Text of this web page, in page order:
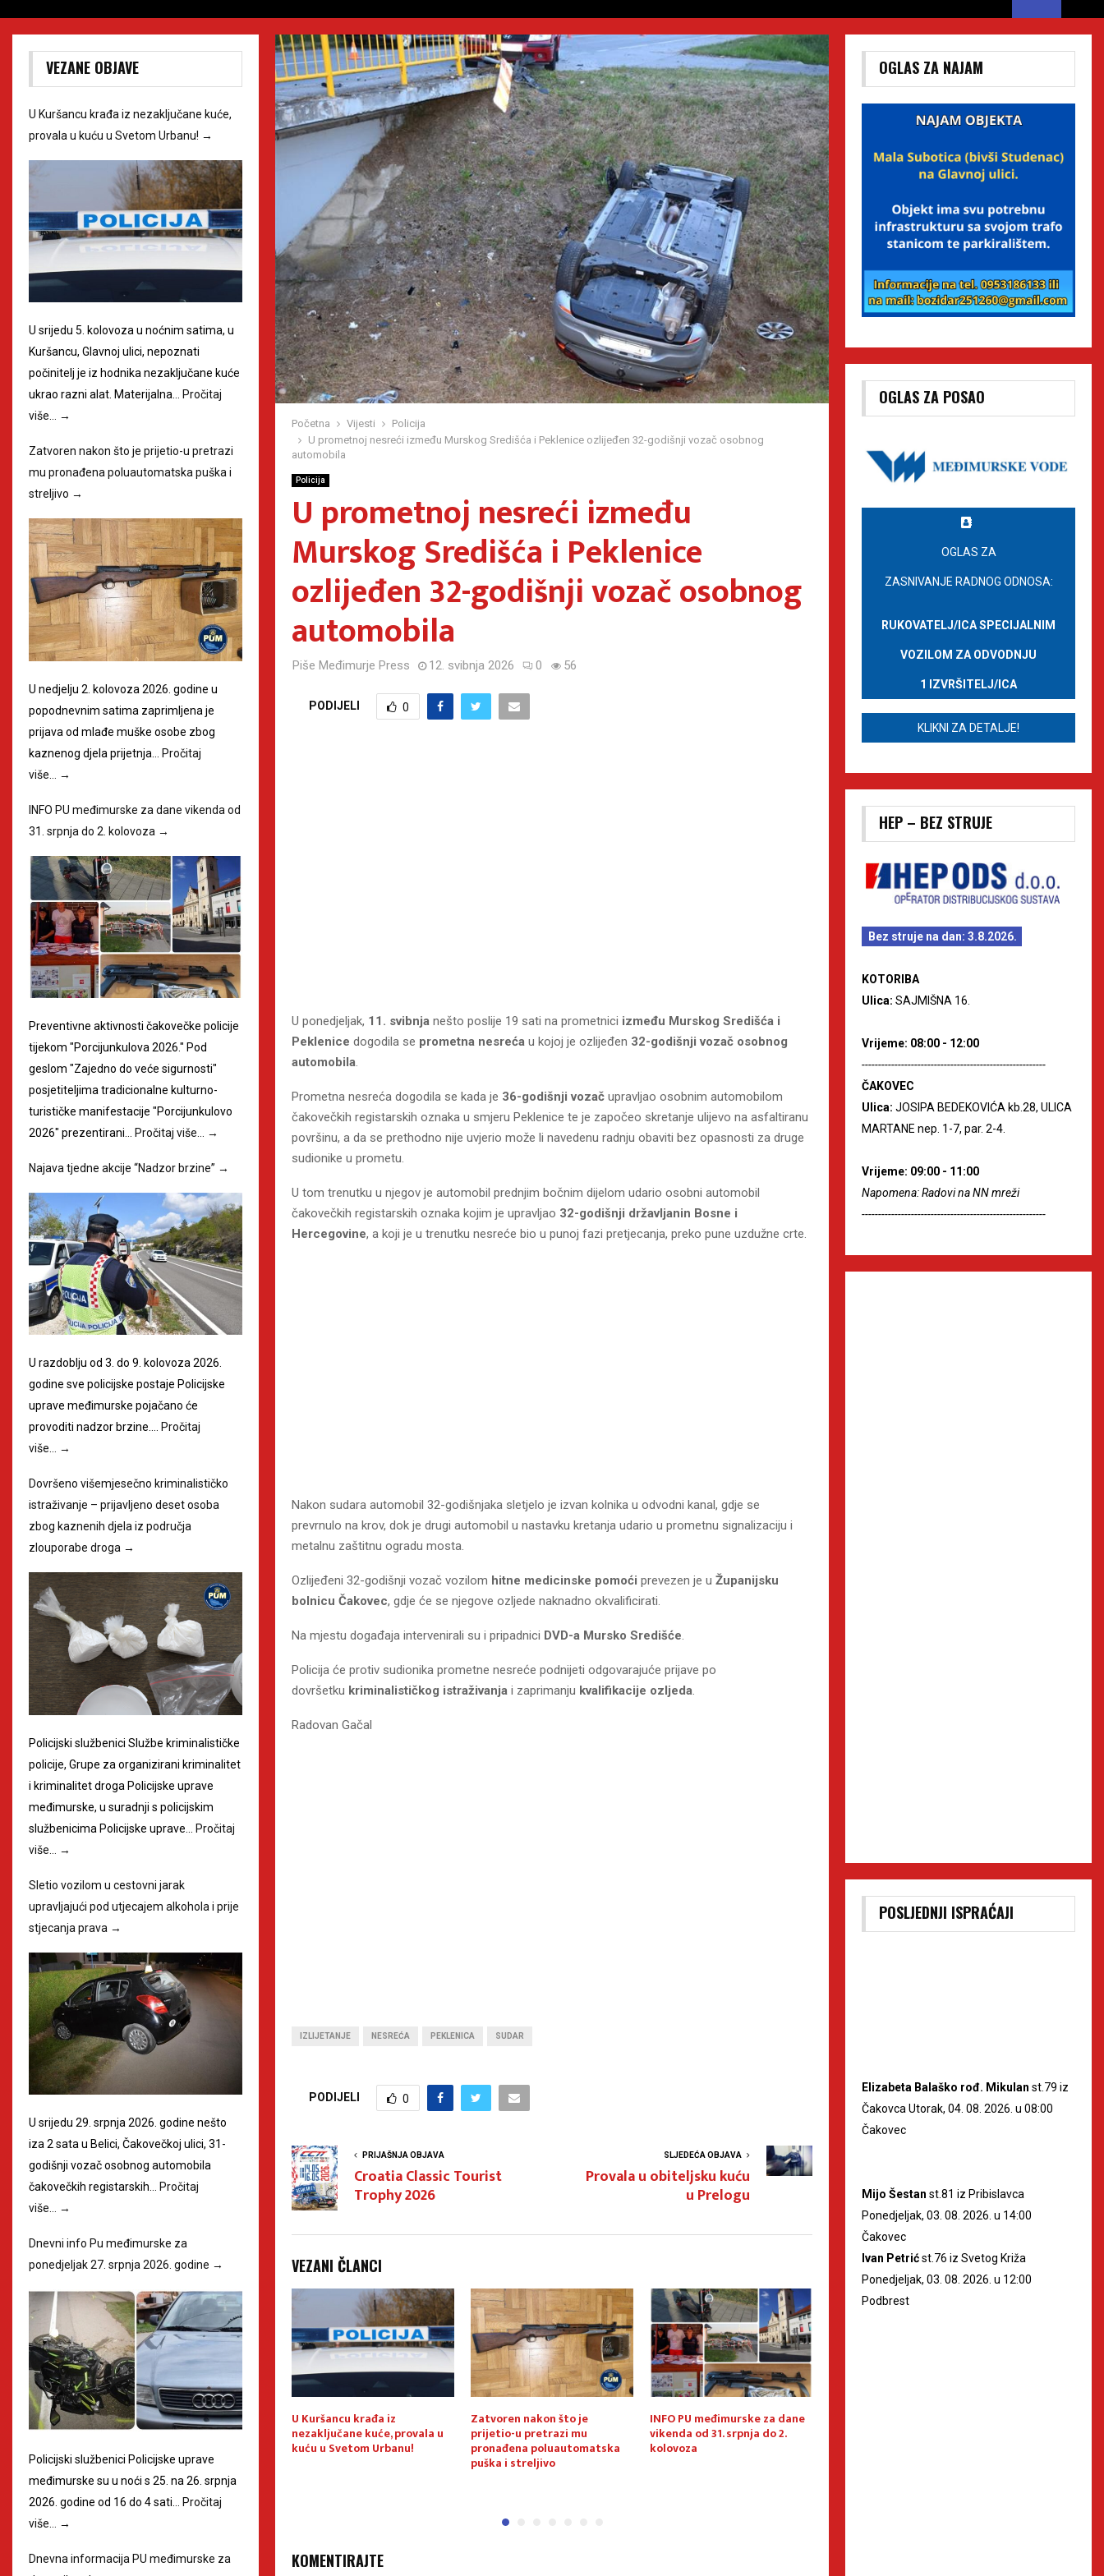
Početna Vijesti
Policija
U prometnoj nesreći između Murskog Središća i Peklenice ozlijeđen 32-godišnji vozač osobnog
automobila
Policija
U prometnoj nesreći između
Murskog Središća i Peklenice
ozlijeđen 32-godišnji vozač osobnog
automobila
Piše Međimurje Press 12. svibnja 2026 0 56
PODIJELI 0
U ponedjeljak, 11. svibnja nešto poslije 19 sati na prometnici između Murskog Središća i
Peklenice dogodila se prometna nesreća u kojoj je ozlijeđen 32-godišnji vozač osobnog
automobila.
Prometna nesreća dogodila se kada je 36-godišnji vozač upravljao osobnim automobilom
čakovečkih registarskih oznaka u smjeru Peklenice te je započeo skretanje ulijevo na asfaltiranu
površinu, a da se prethodno nije uvjerio može li navedenu radnju obaviti bez opasnosti za druge
sudionike u prometu.
U tom trenutku u njegov je automobil prednjim bočnim dijelom udario osobni automobil
čakovečkih registarskih oznaka kojim je upravljao 32-godišnji državljanin Bosne i
Hercegovine, a koji je u trenutku nesreće bio u punoj fazi pretjecanja, preko pune uzdužne crte.
Nakon sudara automobil 32-godišnjaka sletjelo je izvan kolnika u odvodni kanal, gdje se
prevrnulo na krov, dok je drugi automobil u nastavku kretanja udario u prometnu signalizaciju i
metalnu zaštitnu ogradu mosta.
Ozlijeđeni 32-godišnji vozač vozilom hitne medicinske pomoći prevezen je u Županijsku
bolnicu Čakovec, gdje će se njegove ozljede naknadno okvalificirati.
Na mjestu događaja intervenirali su i pripadnici DVD-a Mursko Središće.
Policija će protiv sudionika prometne nesreće podnijeti odgovarajuće prijave po
dovršetku kriminalističkog istraživanja i zaprimanju kvalifikacije ozljeda.
Radovan Gačal
IZLIJETANJE NESREĆA PEKLENICA SUDAR
PODIJELI 0
PRIJAŠNJA OBJAVA
Croatia Classic Tourist
Trophy 2026
SLJEDEĆA OBJAVA
Provala u obiteljsku kuću
u Prelogu
VEZANI ČLANCI
akcija Računalna prijevara U Kuršancu krađa iz
nezaključane kuće, provala u
kuću u Svetom Urbanu!
Zatvoren nakon što je
prijetio-u pretrazi mu
pronađena poluautomatska
puška i streljivo
INFO PU međimurske za dane
vikenda od 31. srpnja do 2.
kolovoza
KOMENTIRAJTE
VEZANE OBJAVE
U Kuršancu krađa iz nezaključane kuće,
provala u kuću u Svetom Urbanu! →
U srijedu 5. kolovoza u noćnim satima, u
Kuršancu, Glavnoj ulici, nepoznati
počinitelj je iz hodnika nezaključane kuće
ukrao razni alat. Materijalna… Pročitaj
više… →
Zatvoren nakon što je prijetio-u pretrazi
mu pronađena poluautomatska puška i
streljivo →
U nedjelju 2. kolovoza 2026. godine u
popodnevnim satima zaprimljena je
prijava od mlađe muške osobe zbog
kaznenog djela prijetnja…
Pročitaj
više…
→
INFO PU međimurske za dane vikenda od
31. srpnja do 2. kolovoza →
Preventivne aktivnosti čakovečke policije
tijekom "Porcijunkulova 2026." Pod
geslom "Zajedno do veće sigurnosti"
posjetiteljima tradicionalne kulturno-
turističke manifestacije "Porcijunkulovo
2026" prezentirani…
Pročitaj više… →
Najava tjedne akcije “Nadzor brzine” →
U razdoblju od 3. do 9. kolovoza 2026.
godine sve policijske postaje Policijske
uprave međimurske pojačano će
provoditi nadzor brzine.… Pročitaj
više… →
Dovršeno višemjesečno kriminalističko
istraživanje – prijavljeno deset osoba
zbog kaznenih djela iz područja
zlouporabe droga →
Policijski službenici Službe kriminalističke
policije, Grupe za organizirani kriminalitet
i kriminalitet droga Policijske uprave
međimurske, u suradnji s policijskim
službenicima Policijske uprave… Pročitaj
više…
→
Sletio vozilom u cestovni jarak
upravljajući pod utjecajem alkohola i prije
stjecanja prava →
U srijedu 29. srpnja 2026. godine nešto
iza 2 sata u Belici, Čakovečkoj ulici, 31-
godišnji vozač osobnog automobila
čakovečkih registarskih…
Pročitaj
više…
→
Dnevni info Pu međimurske za
ponedjeljak 27. srpnja 2026. godine →
Policijski službenici Policijske uprave
međimurske su u noći s 25. na 26. srpnja
2026. godine od 16 do 4 sati…
Pročitaj
više…
→
Dnevna informacija PU međimurske za
OGLAS ZA NAJAM
OGLAS ZA POSAO
OGLAS ZA
ZASNIVANJE RADNOG ODNOSA:
RUKOVATELJ/ICA SPECIJALNIM
VOZILOM ZA ODVODNJU
1 IZVRŠITELJ/ICA
KLIKNI ZA DETALJE!
HEP – BEZ STRUJE
Bez struje na dan: 3.8.2026.
KOTORIBA
Ulica: SAJMIŠNA 16.
Vrijeme: 08:00 - 12:00
--------------------------------------------------------
ČAKOVEC
Ulica: JOSIPA BEDEKOVIĆA kb.28, ULICA
MARTANE nep. 1-7, par. 2-4.
Vrijeme: 09:00 - 11:00
Napomena: Radovi na NN mreži
--------------------------------------------------------
POSLJEDNJI ISPRAĆAJI
Elizabeta Balaško rođ. Mikulan st.79 iz
Čakovca Utorak, 04. 08. 2026. u 08:00
Čakovec
Mijo Šestan st.81 iz Pribislavca
Ponedjeljak, 03. 08. 2026. u 14:00
Čakovec
Ivan Petrićst.76 iz Svetog Križa
Ponedjeljak, 03. 08. 2026. u 12:00
Podbrest